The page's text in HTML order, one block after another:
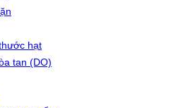
hạt
tan (DO)